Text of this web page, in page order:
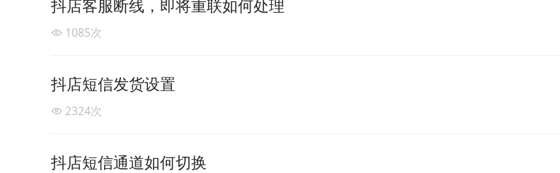
抖店客服断线，即将重联如何处理
1085次
抖店短信发货设置
2324次
抖店短信通道如何切换